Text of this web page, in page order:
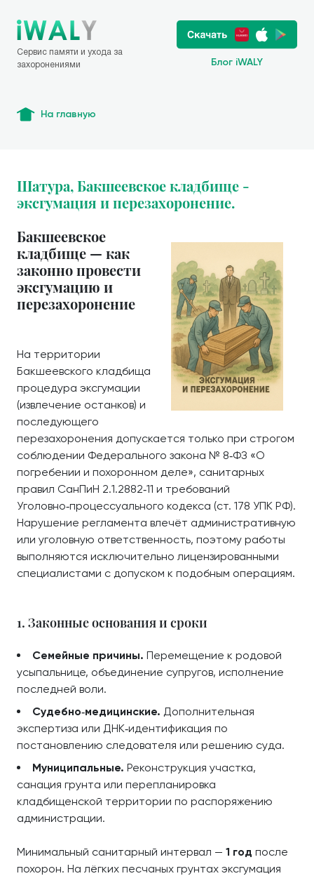
Сервис памяти и ухода за
захоронениями
Блог iWALY
На главную
Шатура, Бакшеевское кладбище -
эксгумация и перезахоронение.
Бакшеевское
кладбище — как
законно провести
эксгумацию и
перезахоронение
На территории
Бакшеевского кладбища
процедура эксгумации
(извлечение останков) и
последующего
перезахоронения допускается только при строгом
соблюдении Федерального закона № 8‑ФЗ «О
погребении и похоронном деле», санитарных
правил СанПиН 2.1.2882‑11 и требований
Уголовно‑процессуального кодекса (ст. 178 УПК РФ).
Нарушение регламента влечёт административную
или уголовную ответственность, поэтому работы
выполняются исключительно лицензированными
специалистами с допуском к подобным операциям.
1. Законные основания и сроки
Семейные причины. Перемещение к родовой
усыпальнице, объединение супругов, исполнение
последней воли.
Судебно‑медицинские. Дополнительная
экспертиза или ДНК‑идентификация по
постановлению следователя или решению суда.
Муниципальные. Реконструкция участка,
санация грунта или перепланировка
кладбищенской территории по распоряжению
администрации.
Минимальный санитарный интервал — 1 год после
похорон. На лёгких песчаных грунтах эксгумация